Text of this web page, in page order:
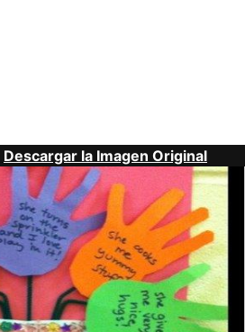
Descargar la Imagen Original